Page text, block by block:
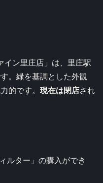
イン里庄店」は、里庄駅
。緑を基調とした外観
的です。 現在は閉店され
ルター」の購入ができ